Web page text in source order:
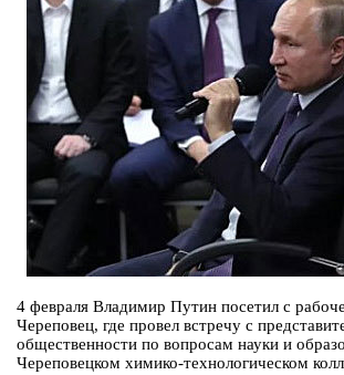
4 февраля Владимир Путин посетил с
Череповец, где провел встречу с
общественности по вопросам науки и
Череповецком химико-технологическом